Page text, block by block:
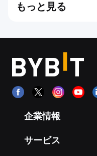
もっと見る
企業情報
サービス